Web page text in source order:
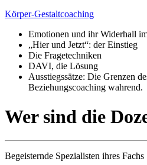
Körper-Gestaltcoaching
Emotionen und ihr Widerhall
„Hier und Jetzt“: der Einstieg
Die Fragetechniken
DAVI, die Lösung
Ausstiegssätze: Die Grenzen
Beziehungscoaching wahrend.
Wer sind die
Begeisternde Spezialisten ihres Fachs